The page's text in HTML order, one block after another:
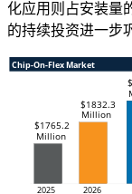
化应用则占安装量
的持续投资进一步